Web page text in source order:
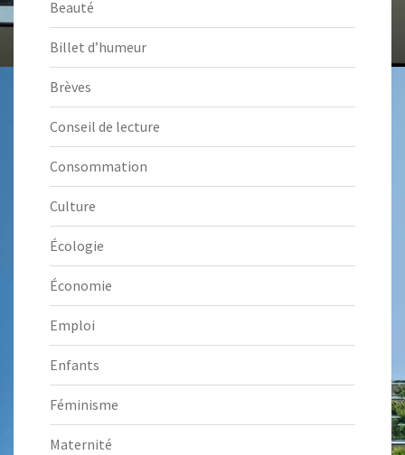
Beauté
Billet d’humeur
Brèves
Conseil de lecture
Consommation
Culture
Écologie
Économie
Emploi
Enfants
Féminisme
Maternité